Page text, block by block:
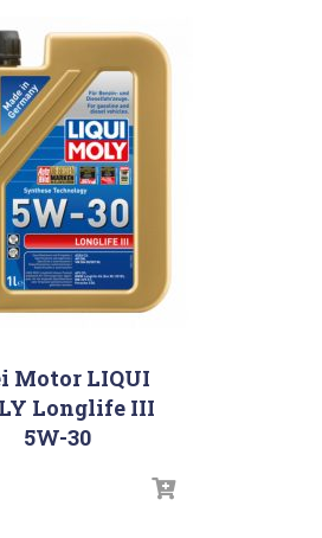
Motor LIQUI
Longlife III
5W-30